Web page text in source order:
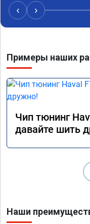
‹ ›
Примеры наших
Чип тюнинг
давайте шить
Наши